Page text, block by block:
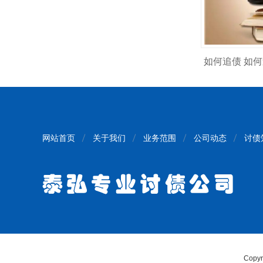
如何追债 如
网站首页 关于我们 业务范围 公司动态 讨债